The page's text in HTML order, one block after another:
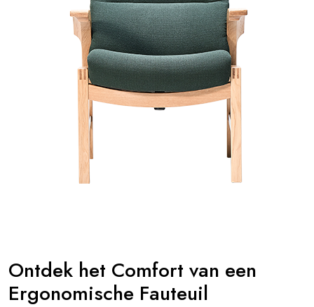
Ontdek het Comfort van een
Ergonomische Fauteuil